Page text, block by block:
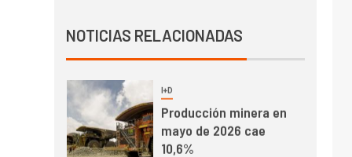
NOTICIAS RELACIONADAS
mayo de 2026 cae
10,6%
I+D
PIB minero impacta el
crecimiento regional:
Banco Central reporta